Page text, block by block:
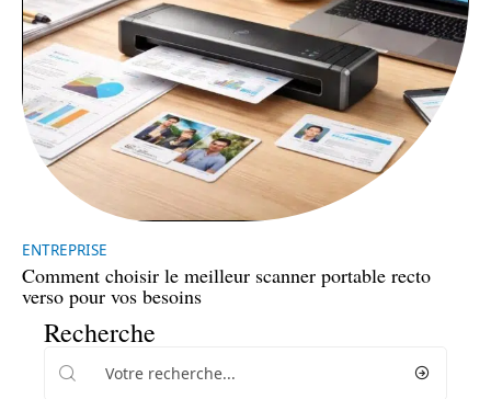
ENTREPRISE
Comment choisir le meilleur scanner portable recto
verso pour vos besoins
Recherche